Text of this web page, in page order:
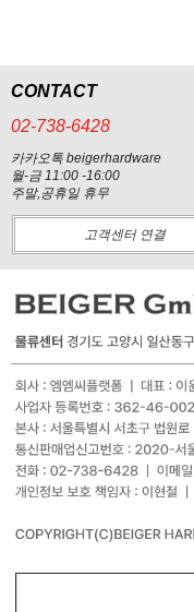
CONTACT
02-738-6428
카카오톡 beigerhardware
월-금 11:00 -16:00
주말,공휴일 휴무
고객센터 연결